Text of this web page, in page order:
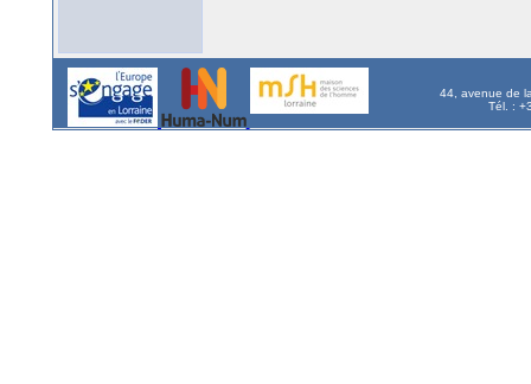
44, avenue de
Tél. :